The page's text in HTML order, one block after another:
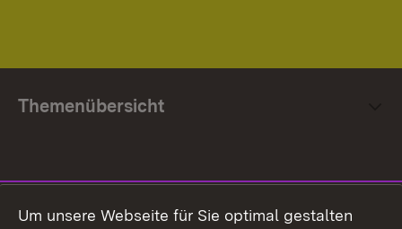
Themenübersicht
Um unsere Webseite für Sie optimal gestalten